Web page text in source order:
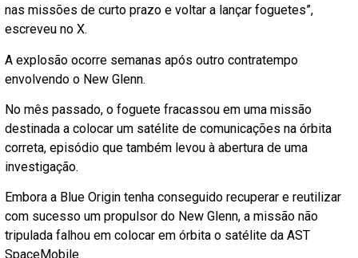
nas missões de curto prazo e voltar a lançar foguetes”,
escreveu no X.
A explosão ocorre semanas após outro contratempo
envolvendo o New Glenn.
No mês passado, o foguete fracassou em uma missão
destinada a colocar um satélite de comunicações na órbita
correta, episódio que também levou à abertura de uma
investigação.
Embora a Blue Origin tenha conseguido recuperar e reutilizar
com sucesso um propulsor do New Glenn, a missão não
tripulada falhou em colocar em órbita o satélite da AST
SpaceMobile.